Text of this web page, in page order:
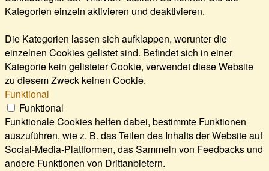
Kategorien einzeln aktivieren und deaktivieren.
Die Kategorien lassen sich aufklappen, worunter die
einzelnen Cookies gelistet sind. Befindet sich in einer
Kategorie kein gelisteter Cookie, verwendet diese Website
zu diesem Zweck keinen Cookie.
Funktional
Funktional
Funktionale Cookies helfen dabei, bestimmte Funktionen
auszuführen, wie z. B. das Teilen des Inhalts der Website auf
Social-Media-Plattformen, das Sammeln von Feedbacks und
andere Funktionen von Drittanbietern.